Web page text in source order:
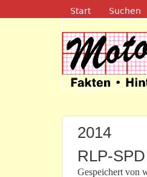
Navigation
Start Suchen
2014
RLP-
Gespeichert von